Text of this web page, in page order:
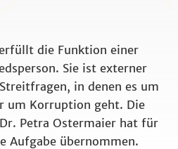
die Funktion einer
Sie ist externer
in denen es um
um Korruption geht. Die
Petra Ostermaier hat für
Aufgabe übernommen.